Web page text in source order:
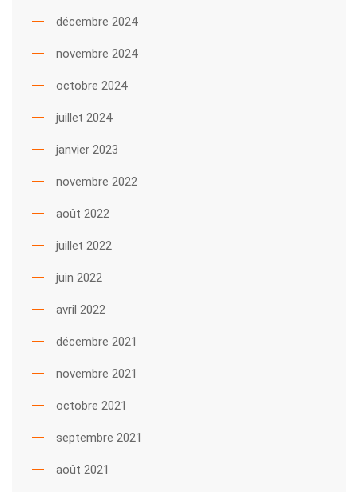
décembre 2024
novembre 2024
octobre 2024
juillet 2024
janvier 2023
novembre 2022
août 2022
juillet 2022
juin 2022
avril 2022
décembre 2021
novembre 2021
octobre 2021
septembre 2021
août 2021